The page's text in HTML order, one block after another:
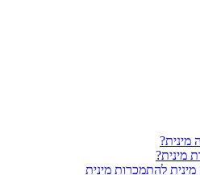
מינית?
מינית?
מינית להתמכרות מינית